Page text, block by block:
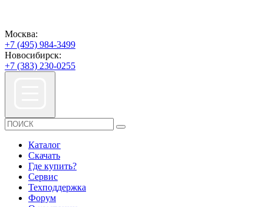
Москва:
+7 (495) 984-3499
Новосибирск:
+7 (383) 230-0255
Каталог
Скачать
Где купить?
Сервис
Техподдержка
Форум